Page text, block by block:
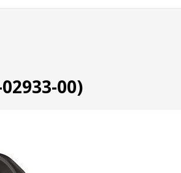
00)